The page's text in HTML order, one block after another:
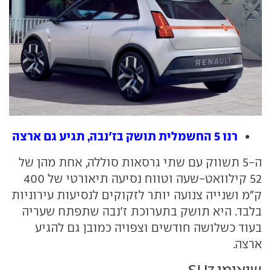
רנו 5 החשמלית תושק בז'נבה, תגיע גם ארצה
ה-5 תשווק עם שתי גרסאות סוללה, אחת מהן של
52 קילוואט-שעה וטווח נסיעה תיאורטי של 400
ק"מ ושנייה צנועה יותר לזקוקים לנסיעות עירוניות
בלבד. היא תושק בתערוכת ז'נבה שתפתח שעריה
בעוד כשלושה חודשים וצפויה כמובן גם להגיע
ארצה.